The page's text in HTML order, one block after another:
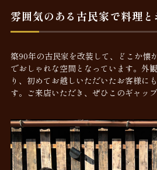
雰囲気のある古民家で料理
築90年の古民家を改装して、どこか懐
でおしゃれな空間となっています。外
り、初めてお越しいただいたお客様に
す。ご来店いただき、ぜひこのギャッ